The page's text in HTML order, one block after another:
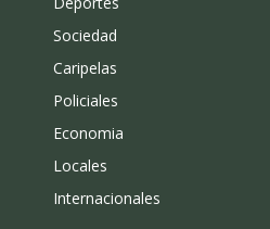
Sociedad
Caripelas
Policiales
Economia
Locales
Internacionales